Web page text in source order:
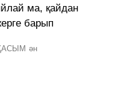
ма, қайдан
барып
ән